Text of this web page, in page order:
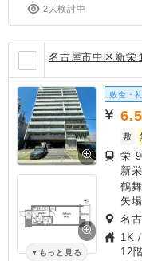
2人検討中
名古屋市中区新栄
もっと見る
敷金・
敷
栄
新
鶴
矢
名
1K /
12